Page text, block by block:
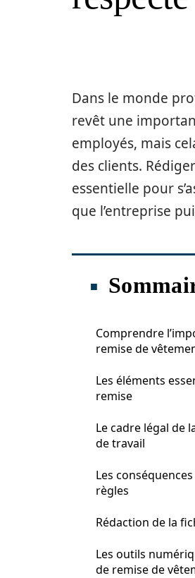
Dans le monde
revêt une
employés, mais
des clients.
essentielle pour
que l’entreprise
Comprendre
remise de
Les éléments
remise
Le cadre légal de
de travail
Les
règles
Rédaction de la
Les outils
de remise de